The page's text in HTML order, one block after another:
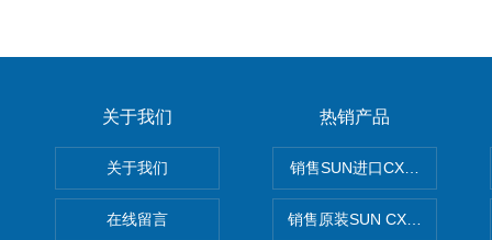
关于我们
关于我们
在线留言
热销产品
销售SUN进口CXGDXCN插
销售原装SUN CXJAXCN全